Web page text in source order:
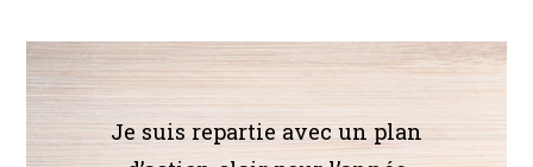
Je suis repartie avec un plan